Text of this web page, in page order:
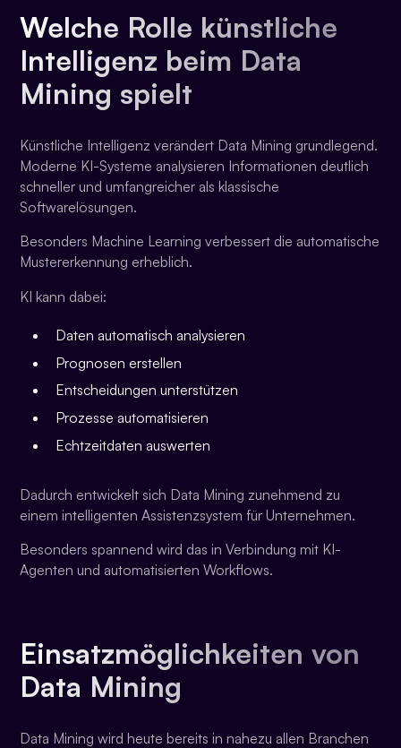
Welche Rolle künstliche
Intelligenz beim Data
Mining spielt
Künstliche Intelligenz verändert Data Mining grundlegend.
Moderne KI-Systeme analysieren Informationen deutlich
schneller und umfangreicher als klassische
Softwarelösungen.
Besonders Machine Learning verbessert die automatische
Mustererkennung erheblich.
KI kann dabei:
Daten automatisch analysieren
Prognosen erstellen
Entscheidungen unterstützen
Prozesse automatisieren
Echtzeitdaten auswerten
Dadurch entwickelt sich Data Mining zunehmend zu
einem intelligenten Assistenzsystem für Unternehmen.
Besonders spannend wird das in Verbindung mit KI-
Agenten und automatisierten Workflows.
Einsatzmöglichkeiten von
Data Mining
Data Mining wird heute bereits in nahezu allen Branchen